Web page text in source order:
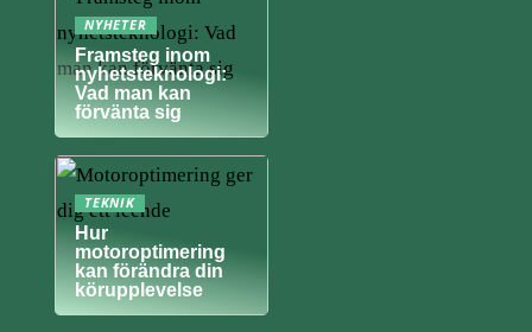
NYHETER
Framsteg inom
nyhetsteknologi:
Vad man kan
förvänta sig
TEKNIK
Hur
motoroptimering
kan förändra din
körupplevelse